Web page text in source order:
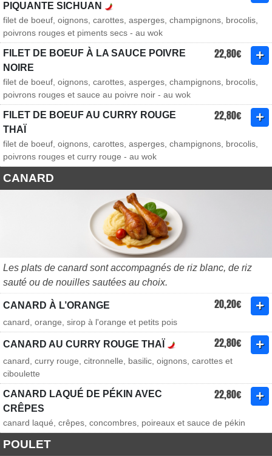
PIQUANTE SICHUAN
filet de boeuf, oignons, carottes, asperges, champignons, brocolis,
poivrons rouges et piments secs - au wok
FILET DE BOEUF À LA SAUCE POIVRE
NOIRE
22,80€
filet de boeuf, oignons, carottes, asperges, champignons, brocolis,
poivrons rouges et sauce au poivre noir - au wok
FILET DE BOEUF AU CURRY ROUGE
THAÏ
22,80€
filet de boeuf, oignons, carottes, asperges, champignons, brocolis,
poivrons rouges et curry rouge - au wok
CANARD
Les plats de canard sont accompagnés de riz blanc, de riz
sauté ou de nouilles sautées au choix.
CANARD À L’ORANGE 20,20€
canard, orange, sirop à l'orange et petits pois
CANARD AU CURRY ROUGE THAÏ 22,80€
canard, curry rouge, citronnelle, basilic, oignons, carottes et
ciboulette
CANARD LAQUÉ DE PÉKIN AVEC
CRÊPES
22,80€
canard laqué, crêpes, concombres, poireaux et sauce de pékin
POULET